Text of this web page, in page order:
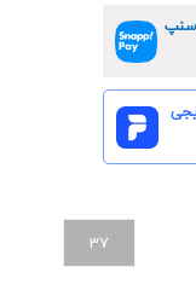
37